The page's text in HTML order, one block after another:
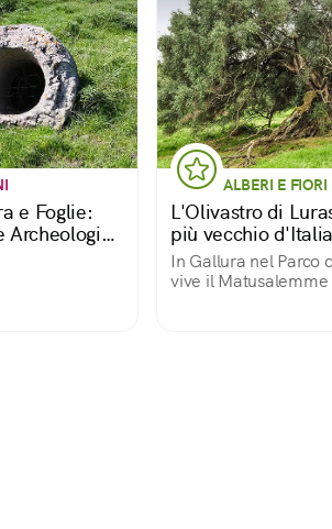
e Foglie:
Archeologia
ALBERI E FIORI
L'Olivastro di
più vecchio d'Italia
In Gallura nel Parco
vive il